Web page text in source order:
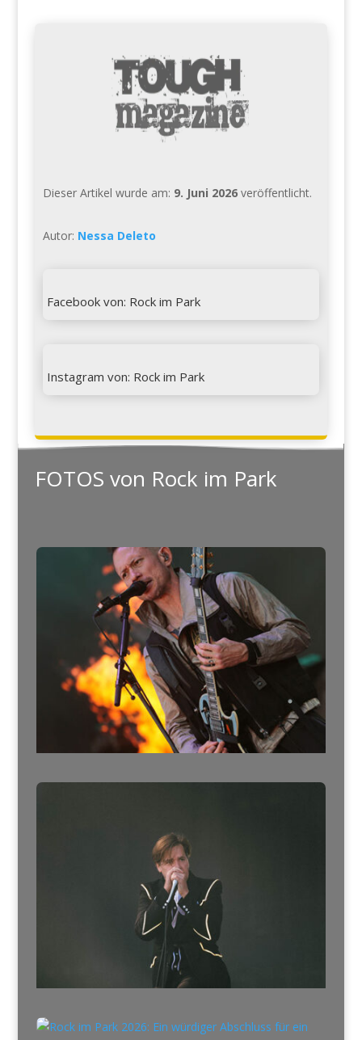
Dieser Artikel wurde am: 9. Juni 2026veröffentlicht.
Autor: Nessa Deleto
Facebook von: Rock im Park
Instagram von: Rock im Park
FOTOS von Rock im Park